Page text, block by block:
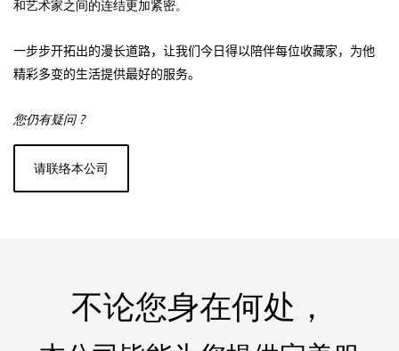
和艺术家之间的连结更加紧密。
一步步开拓出的漫长道路，让我们今日得以陪伴每位收藏家， 为他
精彩多变的生活提供最好的服务。
您仍有疑问 ?
请联络本公司
不论您身在何处，